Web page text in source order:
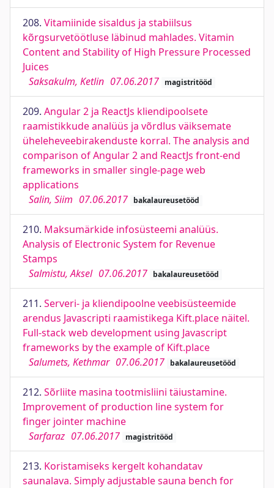
208. Vitamiinide sisaldus ja stabiilsus
kõrgsurvetöötluse läbinud mahlades. Vitamin
Content and Stability of High Pressure Processed
Juices
Saksakulm, Ketlin 07.06.2017 magistritööd
209. Angular 2 ja ReactJs kliendipoolsete
raamistikkude analüüs ja võrdlus väiksemate
üheleheveebirakenduste korral. The analysis and
comparison of Angular 2 and ReactJs front-end
frameworks in smaller single-page web
applications
Salin, Siim 07.06.2017 bakalaureusetööd
210. Maksumärkide infosüsteemi analüüs.
Analysis of Electronic System for Revenue
Stamps
Salmistu, Aksel 07.06.2017 bakalaureusetööd
211. Serveri- ja kliendipoolne veebisüsteemide
arendus Javascripti raamistikega Kift.place näitel.
Full-stack web development using Javascript
frameworks by the example of Kift.place
Salumets, Kethmar 07.06.2017 bakalaureusetööd
212. Sõrliite masina tootmisliini täiustamine.
Improvement of production line system for
finger jointer machine
Sarfaraz 07.06.2017 magistritööd
213. Koristamiseks kergelt kohandatav
saunalava. Simply adjustable sauna bench for